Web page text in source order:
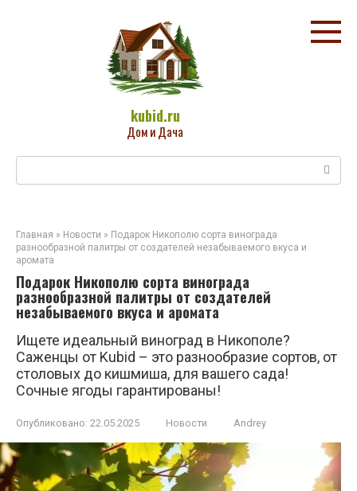
kubid.ru
Дом и Дача
Главная » Новости » Подарок Никополю сорта винограда
разнообразной палитры от создателей незабываемого вкуса и
аромата
Подарок Никополю сорта винограда
разнообразной палитры от создателей
незабываемого вкуса и аромата
Ищете идеальный виноград в Никополе?
Саженцы от Kubid – это разнообразие сортов, от
столовых до кишмиша, для вашего сада!
Сочные ягоды гарантированы!
Опубликовано: 22.05.2025 Новости Andrey